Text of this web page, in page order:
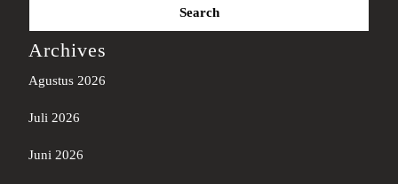
Archives
Agustus 2026
Juli 2026
Juni 2026